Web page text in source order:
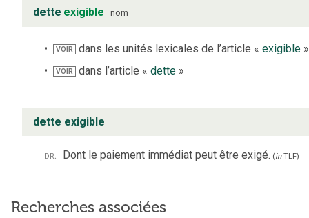
dette exigible nom
VOIR dans les unités lexicales de l’article «exigible »
VOIR dans l’article «dette »
dette exigible
dr. Dont le paiement immédiat peut être exigé. (inTLF)
Recherches associées